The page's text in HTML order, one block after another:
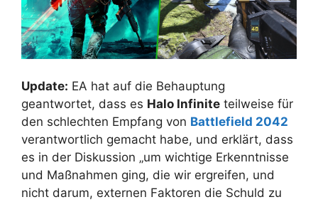
Update: EA hat auf die Behauptung
geantwortet, dass es Halo Infinite teilweise für
den schlechten Empfang von Battlefield 2042
verantwortlich gemacht habe, und erklärt, dass
es in der Diskussion „um wichtige Erkenntnisse
und Maßnahmen ging, die wir ergreifen, und
nicht darum, externen Faktoren die Schuld zu